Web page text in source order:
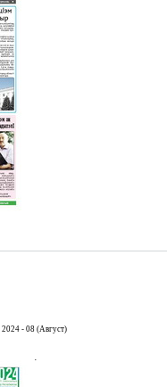
2024 - 08 (Август)